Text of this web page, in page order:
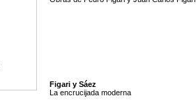
Figari y Sáez
La encrucijada moderna